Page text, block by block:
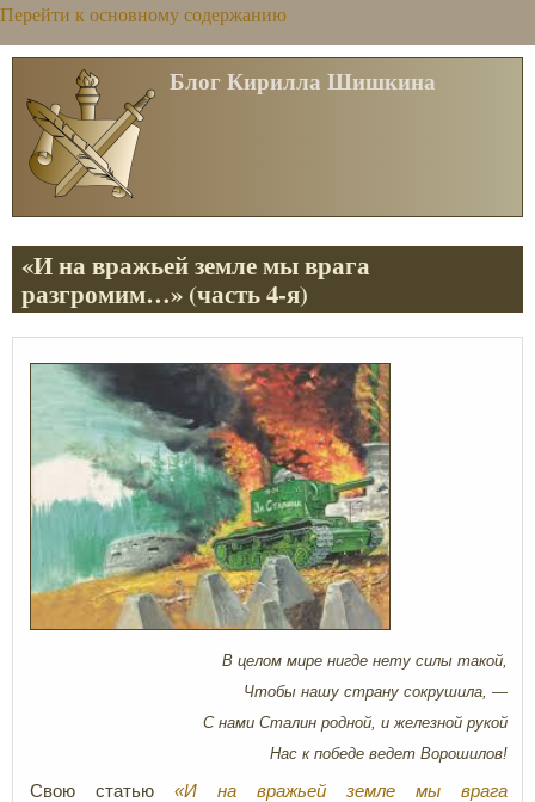
Перейти к основному содержанию
Блог Кирилла Шишкина
«И на вражьей земле мы врага
разгромим…» (часть 4-я)
В целом мире нигде нету силы такой,
Чтобы нашу страну сокрушила, —
С нами Сталин родной, и железной рукой
Нас к победе ведет Ворошилов!
Свою статью «И на вражьей земле мы врага